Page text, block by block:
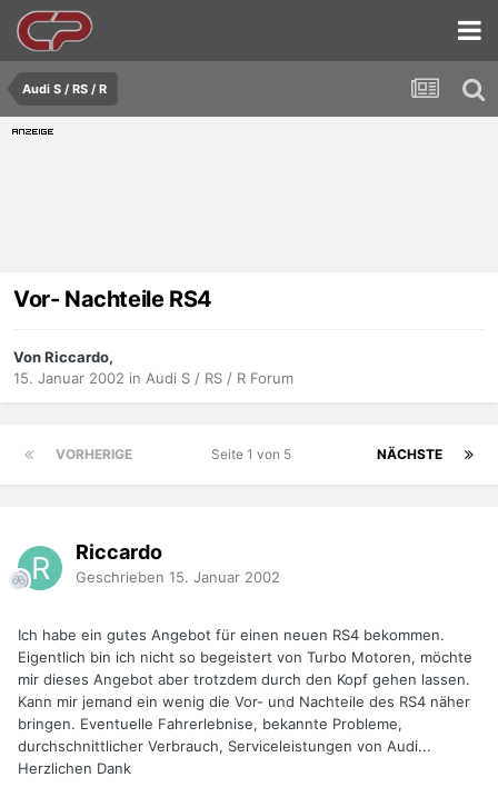
Audi S / RS / R
Vor- Nachteile RS4
Von Riccardo,
15. Januar 2002 in Audi S / RS / R Forum
VORHERIGE NÄCHSTE
Seite 1 von 5
Riccardo
Geschrieben 15. Januar 2002
Ich habe ein gutes Angebot für einen neuen RS4 bekommen.
Eigentlich bin ich nicht so begeistert von Turbo Motoren, möchte
mir dieses Angebot aber trotzdem durch den Kopf gehen lassen.
Kann mir jemand ein wenig die Vor- und Nachteile des RS4 näher
bringen. Eventuelle Fahrerlebnise, bekannte Probleme,
durchschnittlicher Verbrauch, Serviceleistungen von Audi...
Herzlichen Dank